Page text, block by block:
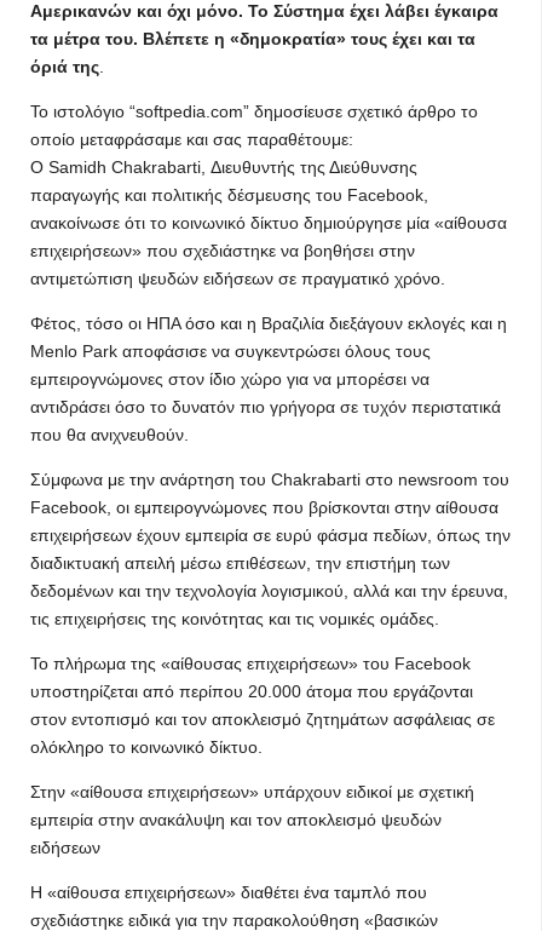
Αμερικανών και όχι μόνο. Το Σύστημα έχει λάβει έγκαιρα
τα μέτρα του. Βλέπετε η «δημοκρατία» τους έχει και τα
όριά της
Το ιστολόγιο “softpedia.com” δημοσίευσε σχετικό άρθρο το
οποίο μεταφράσαμε και σας παραθέτουμε:
Ο Samidh Chakrabarti, Διευθυντής της Διεύθυνσης
παραγωγής και πολιτικής δέσμευσης του Facebook,
ανακοίνωσε ότι το κοινωνικό δίκτυο δημιούργησε μία «αίθουσα
επιχειρήσεων» που σχεδιάστηκε να βοηθήσει στην
αντιμετώπιση ψευδών ειδήσεων σε πραγματικό χρόνο.
Φέτος, τόσο οι ΗΠΑ όσο και η Βραζιλία διεξάγουν εκλογές και η
Menlo Park αποφάσισε να συγκεντρώσει όλους τους
εμπειρογνώμονες στον ίδιο χώρο για να μπορέσει να
αντιδράσει όσο το δυνατόν πιο γρήγορα σε τυχόν περιστατικά
που θα ανιχνευθούν.
Σύμφωνα με την ανάρτηση του Chakrabarti στο newsroom του
Facebook, οι εμπειρογνώμονες που βρίσκονται στην αίθουσα
επιχειρήσεων έχουν εμπειρία σε ευρύ φάσμα πεδίων, όπως την
διαδικτυακή απειλή μέσω επιθέσεων, την επιστήμη των
δεδομένων και την τεχνολογία λογισμικού, αλλά και την έρευνα,
τις επιχειρήσεις της κοινότητας και τις νομικές ομάδες.
Το πλήρωμα της «αίθουσας επιχειρήσεων» του Facebook
υποστηρίζεται από περίπου 20.000 άτομα που εργάζονται
στον εντοπισμό και τον αποκλεισμό ζητημάτων ασφάλειας σε
ολόκληρο το κοινωνικό δίκτυο.
Στην «αίθουσα επιχειρήσεων» υπάρχουν ειδικοί με σχετική
εμπειρία στην ανακάλυψη και τον αποκλεισμό ψευδών
ειδήσεων
Η «αίθουσα επιχειρήσεων» διαθέτει ένα ταμπλό που
σχεδιάστηκε ειδικά για την παρακολούθηση «βασικών